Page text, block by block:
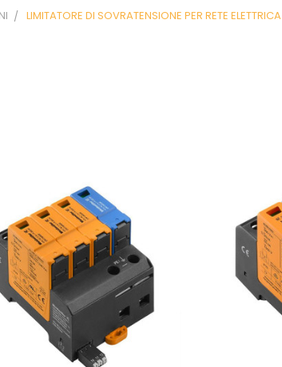
LIMITATORE DI SOVRATENSIONE PER RETE ELETTRICA